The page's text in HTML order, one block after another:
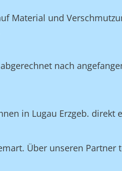
Material und
nach
in Lugau Erzgeb. direkt
Über unseren Partner